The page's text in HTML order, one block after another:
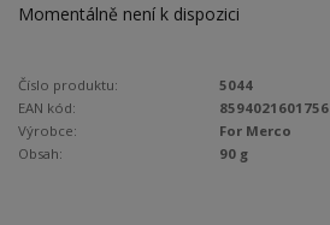
Momentálně není k dispozici
Číslo produktu:
5044
EAN kód:
8594021601756
Výrobce:
For Merco
Obsah:
90 g